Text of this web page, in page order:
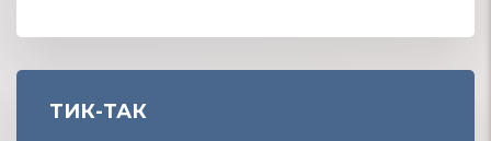
ТИК-ТАК